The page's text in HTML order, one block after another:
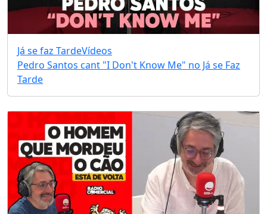
Já se faz TardeVídeos
Pedro Santos cant "I Don't Know Me" no Já se Faz
Tarde